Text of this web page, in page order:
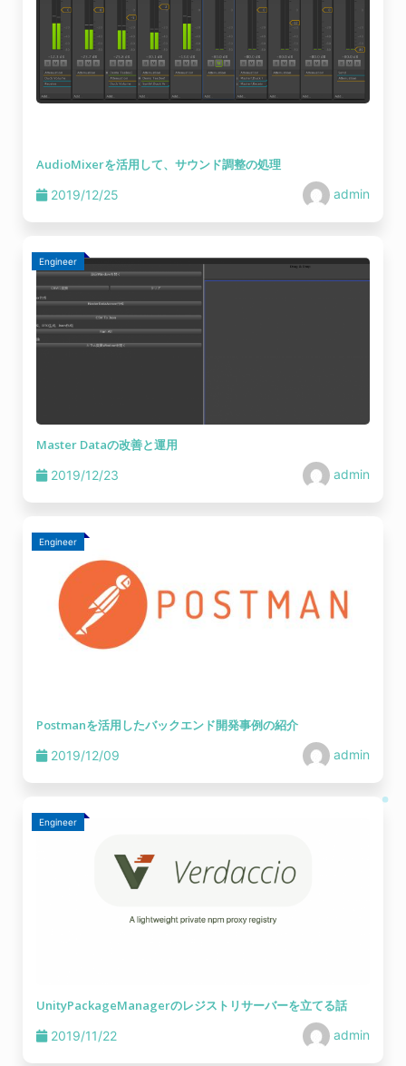
AudioMixerを活用して、サウンド調整の処理
2019/12/25 admin
Engineer
Master Dataの改善と運用
2019/12/23 admin
Engineer
Postmanを活用したバックエンド開発事例の紹介
2019/12/09 admin
Engineer
UnityPackageManagerのレジストリサーバーを立てる話
2019/11/22 admin